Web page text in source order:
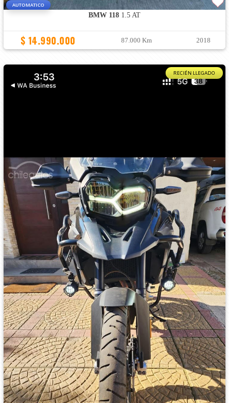
AUTOMATICO
BMW 1181.5 AT
$ 14.990.000 87.000 Km 2018
RECIÉN LLEGADO